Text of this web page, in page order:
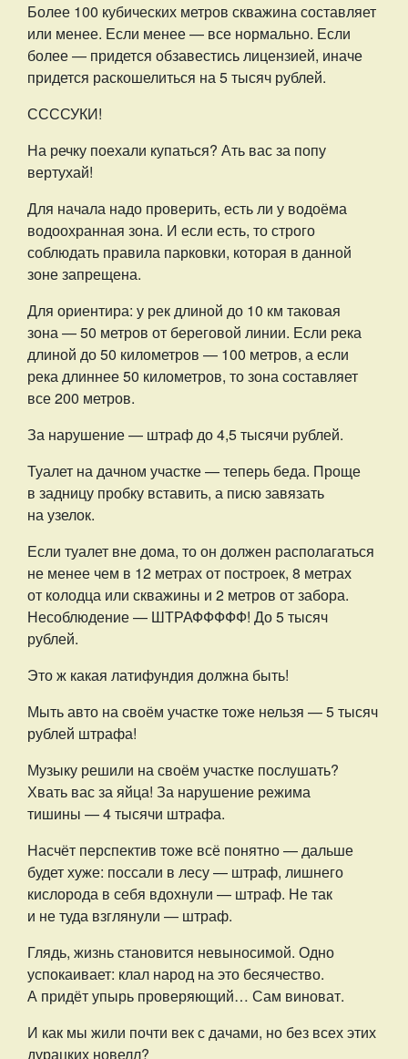
Более 100 кубических метров скважина составляет
или менее. Если менее — все нормально. Если
более — придется обзавестись лицензией, иначе
придется раскошелиться на 5 тысяч рублей.
ССССУКИ!
На речку поехали купаться? Ать вас за попу
вертухай!
Для начала надо проверить, есть ли у водоёма
водоохранная зона. И если есть, то строго
соблюдать правила парковки, которая в данной
зоне запрещена.
Для ориентира: у рек длиной до 10 км таковая
зона — 50 метров от береговой линии. Если река
длиной до 50 километров — 100 метров, а если
река длиннее 50 километров, то зона составляет
все 200 метров.
За нарушение — штраф до 4,5 тысячи рублей.
Туалет на дачном участке — теперь беда. Проще
в задницу пробку вставить, а писю завязать
на узелок.
Если туалет вне дома, то он должен располагаться
не менее чем в 12 метрах от построек, 8 метрах
от колодца или скважины и 2 метров от забора.
Несоблюдение — ШТРАФФФФФ! До 5 тысяч
рублей.
Это ж какая латифундия должна быть!
Мыть авто на своём участке тоже нельзя — 5 тысяч
рублей штрафа!
Музыку решили на своём участке послушать?
Хвать вас за яйца! За нарушение режима
тишины — 4 тысячи штрафа.
Насчёт перспектив тоже всё понятно — дальше
будет хуже: поссали в лесу — штраф, лишнего
кислорода в себя вдохнули — штраф. Не так
и не туда взглянули — штраф.
Глядь, жизнь становится невыносимой. Одно
успокаивает: клал народ на это бесячество.
А придёт упырь проверяющий… Сам виноват.
И как мы жили почти век с дачами, но без всех этих
дурацких новелл?